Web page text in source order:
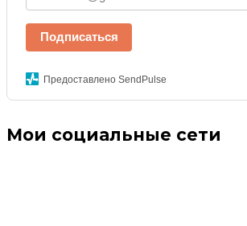
Подписаться
Предоставлено SendPulse
Мои социальные сети